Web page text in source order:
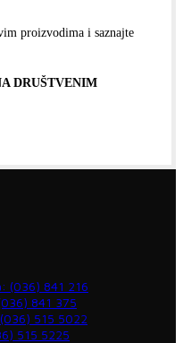
proizvodima i saznajte
DRUŠTVENIM
(036) 841 216
841 375
515 5022
515 5225